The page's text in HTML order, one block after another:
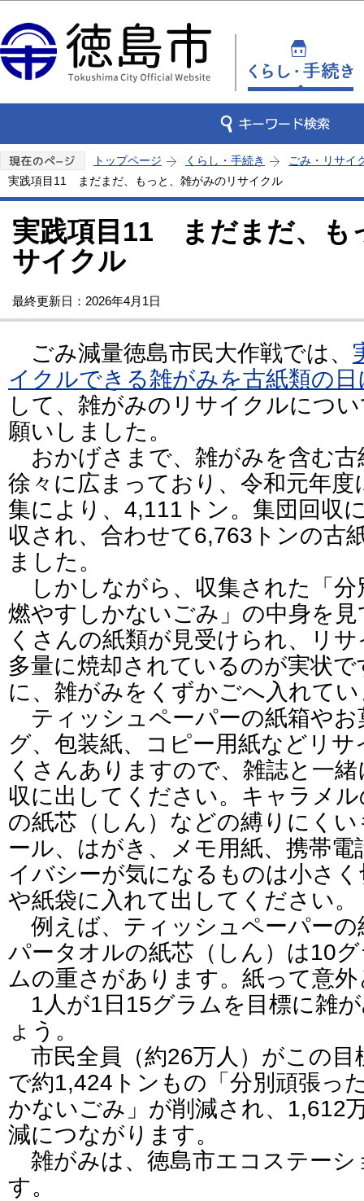
トップページ くらし・手続き
ごみ・リサイ
実践項目11 まだまだ、もっと、雑がみのリサイクル
実践項目11 まだまだ、も
サイクル
最終更新日：2026年4月1日
ごみ減量徳島市民大作戦では、
イクルできる雑がみを古紙類の
して、雑がみのリサイクルにつ
願いしました。
おかげさまで、雑がみを含む古
徐々に広まっており、令和元年度
集により、4,111トン。集団回収
収され、合わせて6,763トンの古
ました。
しかしながら、収集された「分
燃やすしかないごみ」の中身を
くさんの紙類が見受けられ、リ
多量に焼却されているのが実状
に、雑がみをくずかごへ入れて
ティッシュペーパーの紙箱やお
グ、包装紙、コピー用紙などリ
くさんありますので、雑誌と一
収に出してください。キャラメ
の紙芯（しん）などの縛りにく
ール、はがき、メモ用紙、携帯
イバシーが気になるものは小さ
や紙袋に入れて出してください。
例えば、ティッシュペーパーの
パータオルの紙芯（しん）は10
ムの重さがあります。紙って意
1人が1日15グラムを目標に雑
ょう。
市民全員（約26万人）がこの目
で約1,424トンもの「分別頑張っ
かないごみ」が削減され、1,612
減につながります。
雑がみは、徳島市エコステーシ
す。